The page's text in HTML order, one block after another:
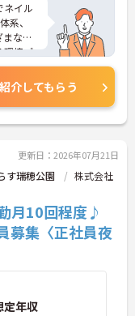
ネイル
系、
な制
環境づ
りの
まざま
りが主
かりと
す。
さらに
い！
紹介してもらう
更新日：2026年07月21日
す瑞穂公園
株式会社
月10回程度♪
募集〈正社員夜
年収